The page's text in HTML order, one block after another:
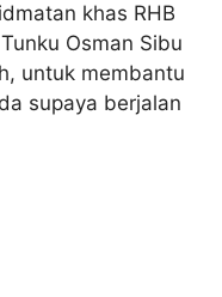
khas RHB
Osman Sibu
untuk membantu
supaya berjalan